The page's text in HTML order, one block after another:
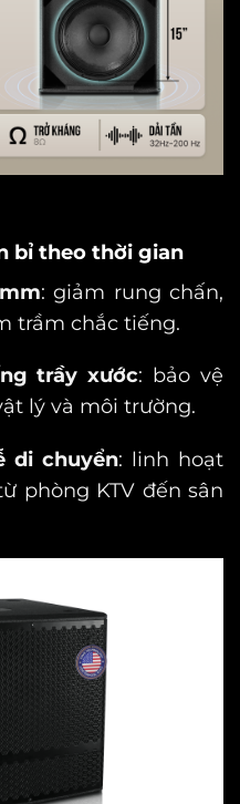
bỉ theo thời gian
: giảm rung chấn,
trầm chắc tiếng.
trầy xước: bảo vệ
lý và môi trường.
di chuyển: linh hoạt
phòng KTV đến sân